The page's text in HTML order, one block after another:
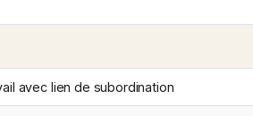
avec lien de subordination